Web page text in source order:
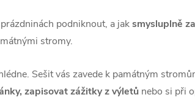
podniknout, a jaksmysluplně
stromy.
Sešit vás zavede k památným
zapisovat zážitky z výletů nebo si při